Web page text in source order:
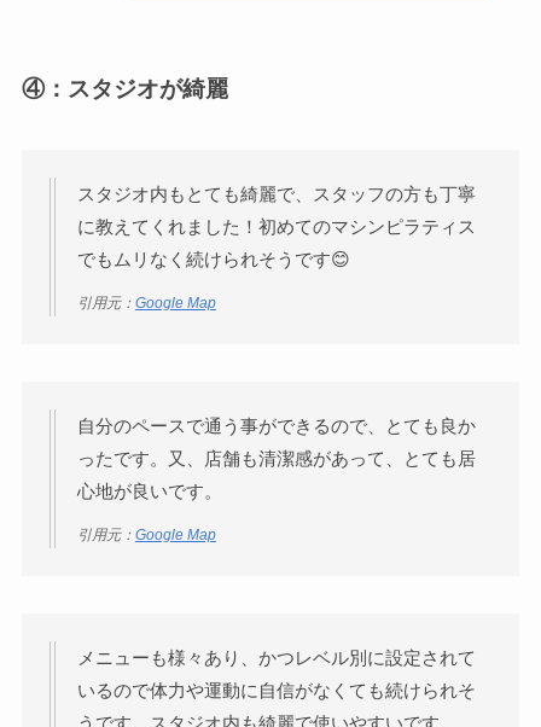
④：スタジオが綺麗
スタジオ内もとても綺麗で、スタッフの方も丁寧
に教えてくれました！初めてのマシンピラティス
でもムリなく続けられそうです😊
引用元： Google Map
自分のペースで通う事ができるので、とても良か
ったです。又、店舗も清潔感があって、とても居
心地が良いです。
引用元： Google Map
メニューも様々あり、かつレベル別に設定されて
いるので体力や運動に自信がなくても続けられそ
うです。スタジオ内も綺麗で使いやすいです。